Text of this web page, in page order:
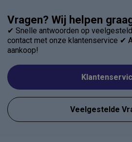
Vragen? Wij helpen
✔ Snelle antwoorden op
contact met onze klantenservice ✔
aankoop!
Veelgestelde